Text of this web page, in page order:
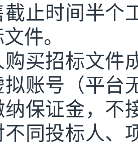
截止时间半个
件。
购买招标文件
拟账号（平台
纳保证金，不
不同投标人、